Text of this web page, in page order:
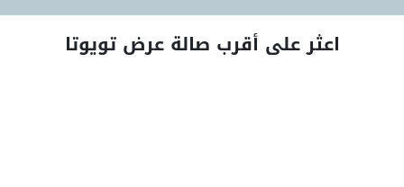
اعثر على أقرب صالة عرض تويوتا